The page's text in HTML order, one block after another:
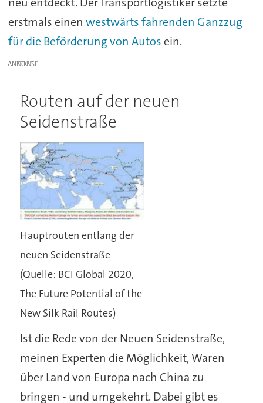
erstmals einen westwärts fahrenden Ganzzug
für die Beförderung von Autos ein.
ANZEIGE
Routen auf der neuen
Seidenstraße
Hauptrouten entlang der
neuen Seidenstraße
(Quelle: BCI Global 2020,
The Future Potential of the
New Silk Rail Routes)
Ist die Rede von der Neuen Seidenstraße,
meinen Experten die Möglichkeit, Waren
über Land von Europa nach China zu
bringen - und umgekehrt. Dabei gibt es